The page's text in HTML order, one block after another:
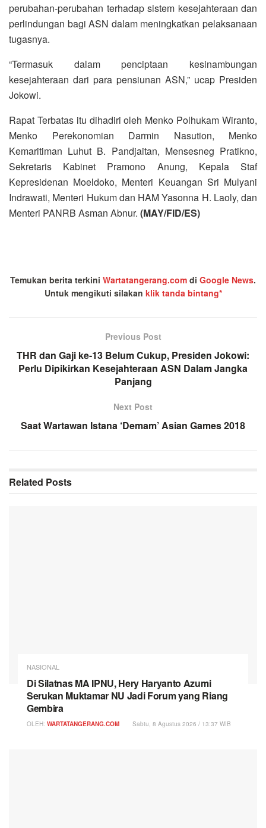
perubahan-perubahan terhadap sistem kesejahteraan dan
perlindungan bagi ASN dalam meningkatkan pelaksanaan
tugasnya.
“Termasuk dalam penciptaan kesinambungan
kesejahteraan dari para pensiunan ASN,” ucap Presiden
Jokowi.
Rapat Terbatas itu dihadiri oleh Menko Polhukam Wiranto,
Menko Perekonomian Darmin Nasution, Menko
Kemaritiman Luhut B. Pandjaitan, Mensesneg Pratikno,
Sekretaris Kabinet Pramono Anung, Kepala Staf
Kepresidenan Moeldoko, Menteri Keuangan Sri Mulyani
Indrawati, Menteri Hukum dan HAM Yasonna H. Laoly, dan
Menteri PANRB Asman Abnur. (MAY/FID/ES)
Temukan berita terkini Wartatangerang.com di Google News.
Untuk mengikuti silakan klik tanda bintang*
Previous Post
THR dan Gaji ke-13 Belum Cukup, Presiden Jokowi:
Perlu Dipikirkan Kesejahteraan ASN Dalam Jangka
Panjang
Next Post
Saat Wartawan Istana ‘Demam’ Asian Games 2018
Related Posts
NASIONAL
Di Silatnas MA IPNU, Hery Haryanto Azumi
Serukan Muktamar NU Jadi Forum yang Riang
Gembira
OLEH: WARTATANGERANG.COM Sabtu, 8 Agustus 2026 / 13:37 WIB